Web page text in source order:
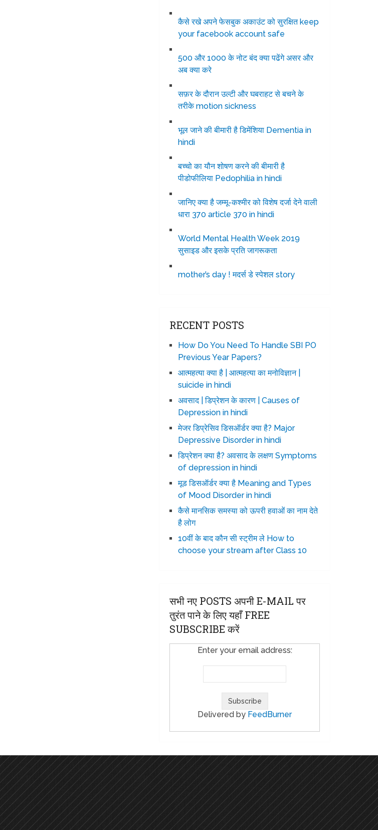
कैसे रखे अपने फेसबुक अकाउंट को सुरक्षित keep
your facebook account safe
500 और 1000 के नोट बंद क्या पढेंगे असर और
अब क्या करे
सफ़र के दौरान उल्टी और घबराहट से बचने के
तरीके motion sickness
भूल जाने की बीमारी है डिमेंशिया Dementia in
hindi
बच्चो का यौन शोषण करने की बीमारी है
पीडोफीलिया Pedophilia in hindi
जानिए क्या है जम्मू-कश्मीर को विशेष दर्जा देने वाली
धारा 370 article 370 in hindi
World Mental Health Week 2019
सुसाइड और इसके प्रति जागरूकता
mother’s day ! मदर्स डे स्पेशल story
RECENT POSTS
How Do You Need To Handle SBI PO
Previous Year Papers?
आत्महत्या क्या है | आत्महत्या का मनोविज्ञान |
suicide in hindi
अवसाद | डिप्रेशन के कारण | Causes of
Depression in hindi
मेजर डिप्रेसिव डिसऑर्डर क्या है? Major
Depressive Disorder in hindi
डिप्रेशन क्या है? अवसाद के लक्षण Symptoms
of depression in hindi
मूड डिसऑर्डर क्या है Meaning and Types
of Mood Disorder in hindi
कैसे मानसिक समस्या को ऊपरी हवाओं का नाम देते
है लोग
10वीं के बाद कौन सी स्ट्रीम ले How to
choose your stream after Class 10
सभी नए POSTS अपनी E-MAIL पर
तुरंत पाने के लिए यहाँ FREE
SUBSCRIBE करें
Enter your email address:
Delivered by FeedBurner